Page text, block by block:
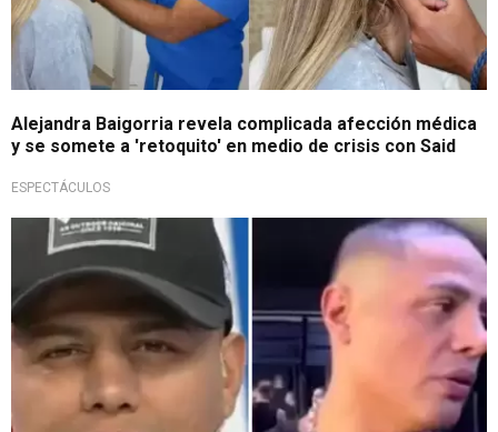
Alejandra Baigorria revela complicada afección médica
y se somete a 'retoquito' en medio de crisis con Said
ESPECTÁCULOS
¡No soportó!